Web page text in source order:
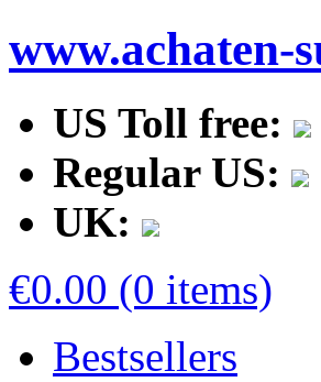
www.achaten-
US Toll free:
Regular US:
UK:
€0.00 (0 items)
Bestsellers